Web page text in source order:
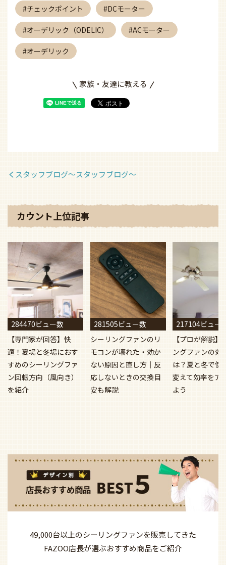
チェックポイント DCモーター
オーデリック（ODELIC） ACモーター
オーデリック
家族・友達に教える
スタッフブログ〜スタッフブログ〜
カウント上位記事
284470ビュー数
【専門家が回答】快
適！夏場と冬場におす
すめのシーリングファ
ン回転方向（風向き）
を紹介
281505ビュー数
シーリングファンのリ
モコンが壊れた・効か
ない原因と直し方｜反
応しないときの交換目
安も解説
217104ビュー
【プロが解説】
ングファンの効
は？夏と冬で使
変えて効率をア
よう
49,000台以上のシーリングファンを販売してきた
FAZOO店長が選ぶおすすめ商品をご紹介